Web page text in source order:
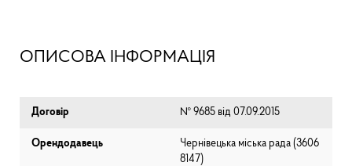
ОПИСОВА ІНФОРМАЦІЯ
Договір № 9685 від 07.09.2015
Орендодавець
Чернівецька міська рада (⁨3606
8147⁩)